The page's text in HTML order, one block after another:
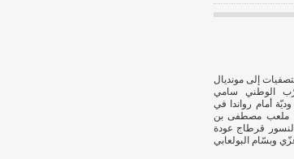
إلى مونديال
الوطني سامي
مباراة وديّة أمام رواندا في
ملعب مصطفى بن
لنسور قرطاج عودة
وبسّام البولعابي